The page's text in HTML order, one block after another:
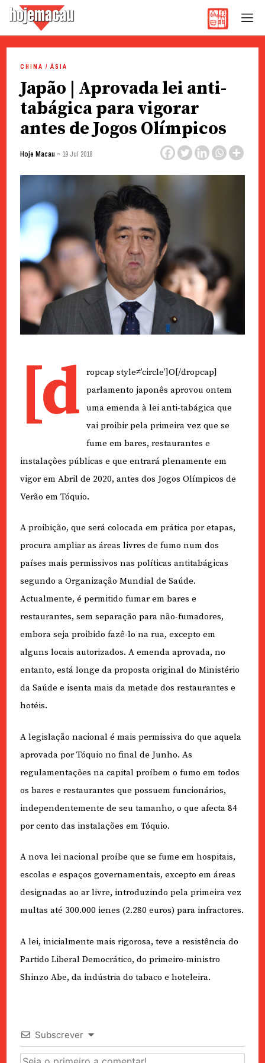
content
CHINA / ÁSIA
Japão | Aprovada lei anti-
tabágica para vigorar
antes de Jogos Olímpicos
Hoje Macau - 19 Jul 2018
[d
ropcap style≠’circle’]O[/dropcap]
parlamento japonês aprovou ontem
uma emenda à lei anti-tabágica que
vai proibir pela primeira vez que se
fume em bares, restaurantes e
instalações públicas e que entrará plenamente em
vigor em Abril de 2020, antes dos Jogos Olímpicos de
Verão em Tóquio.
A proibição, que será colocada em prática por etapas,
procura ampliar as áreas livres de fumo num dos
países mais permissivos nas políticas antitabágicas
segundo a Organização Mundial de Saúde.
Actualmente, é permitido fumar em bares e
restaurantes, sem separação para não-fumadores,
embora seja proibido fazê-lo na rua, excepto em
alguns locais autorizados. A emenda aprovada, no
entanto, está longe da proposta original do Ministério
da Saúde e isenta mais da metade dos restaurantes e
hotéis.
A legislação nacional é mais permissiva do que aquela
aprovada por Tóquio no final de Junho. As
regulamentações na capital proíbem o fumo em todos
os bares e restaurantes que possuem funcionários,
independentemente de seu tamanho, o que afecta 84
por cento das instalações em Tóquio.
A nova lei nacional proíbe que se fume em hospitais,
escolas e espaços governamentais, excepto em áreas
designadas ao ar livre, introduzindo pela primeira vez
multas até 300.000 ienes (2.280 euros) para infractores.
A lei, inicialmente mais rigorosa, teve a resistência do
Partido Liberal Democrático, do primeiro-ministro
Shinzo Abe, da indústria do tabaco e hoteleira.
Subscrever